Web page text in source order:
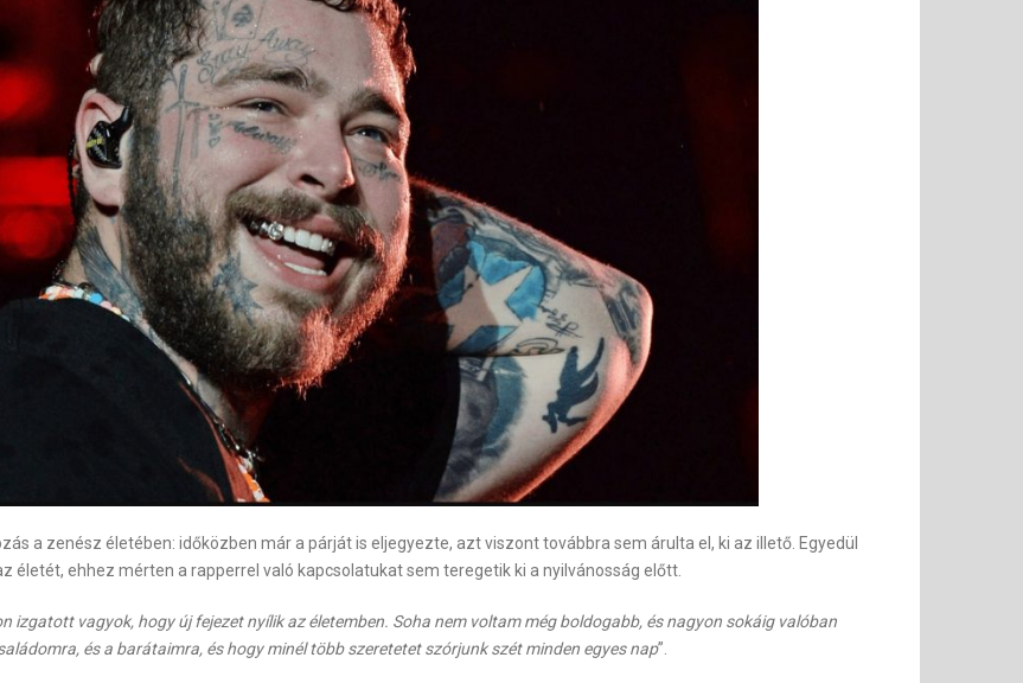
a zenész életében: időközben már a párját is eljegyezte, azt viszont továbbra sem árulta el, ki az illető. Egyedül
életét, ehhez mérten a rapperrel való kapcsolatukat sem teregetik ki a nyilvánosság előtt.
izgatott vagyok, hogy új fejezet nyílik az életemben. Soha nem voltam még boldogabb, és nagyon sokáig valóban
és a barátaimra, és hogy minél több szeretetet szórjunk szét minden egyes nap”.